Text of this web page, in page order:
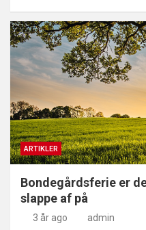
ARTIKLER
Bondegårdsferie er
slappe af på
3 år ago admin